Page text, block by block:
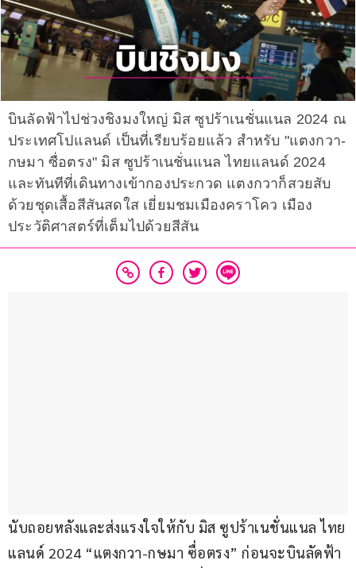
บินลัดฟ้าไปช่วงชิงมงใหญ่ มิส ซูปร้าเนชั่นแนล 2024 ณ
ประเทศโปแลนด์ เป็นที่เรียบร้อยแล้ว สำหรับ "แตงกวา-
กษมา ซื่อตรง" มิส ซูปร้าเนชั่นแนล ไทยแลนด์ 2024
และทันทีที่เดินทางเข้ากองประกวด แตงกวาก็สวยสับ
ด้วยชุดเสื้อสีสันสดใส เยี่ยมชมเมืองคราโคว เมือง
ประวัติศาสตร์ที่เต็มไปด้วยสีสัน
นับถอยหลังและส่งแรงใจให้กับ มิส ซูปร้าเนชั่นแนล ไทย
แลนด์ 2024 “แตงกวา-กษมา ซื่อตรง” ก่อนจะบินลัดฟ้า